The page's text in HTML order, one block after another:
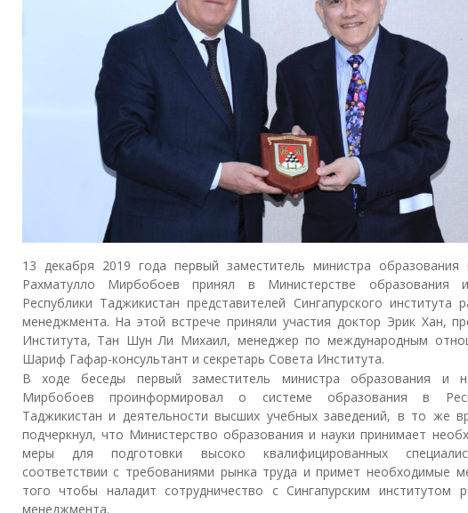
13 декабря 2019 года первый заместитель министра образования
Рахматулло Мирбобоев принял в Министерстве образования
Республики Таджикистан представителей Сингапурского института
менеджмента. На этой встрече приняли участия доктор Эрик Хан,
Института, Тан Шун Ли Михаил, менеджер по международным
Шариф Гафар-консультант и секретарь Совета Института.
В ходе беседы первый заместитель министра образования и
Мирбобоев проинформировал о системе образования в
Таджикистан и деятельности высших учебных заведений, в то же
подчеркнул, что Министерство образования и науки принимает
меры для подготовки высоко квалифицированных
соответствии с требованиями рынка труда и примет необходимые
того чтобы наладит сотрудничество с Сингапурским институтом
менеджмента.